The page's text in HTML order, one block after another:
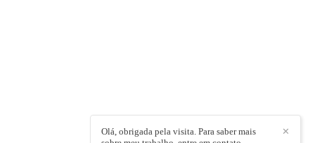
✕
Olá, obrigada pela visita. Para saber mais